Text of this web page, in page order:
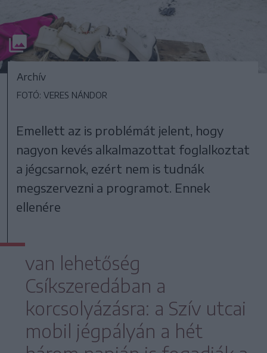
Archív
FOTÓ: VERES NÁNDOR
Emellett az is problémát jelent, hogy
nagyon kevés alkalmazottat foglalkoztat
a jégcsarnok, ezért nem is tudnák
megszervezni a programot. Ennek
ellenére
van lehetőség
Csíkszeredában a
korcsolyázásra: a Szív utcai
mobil jégpályán a hét